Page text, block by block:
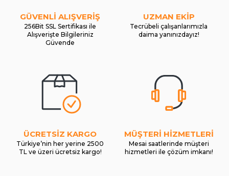
GÜVENLİ ALIŞVERİŞ
256Bit SSL Sertifikası ile
Alışverişte Bilgileriniz
Güvende
UZMAN EKİP
Tecrübeli çalışanlarımızla
daima yanınızdayız!
ÜCRETSİZ KARGO
Türkiye’nin her yerine 2500
TL ve üzeri ücretsiz kargo!
MÜŞTERİ HİZMETLERİ
Mesai saatlerinde müşteri
hizmetleri ile çözüm imkanı!